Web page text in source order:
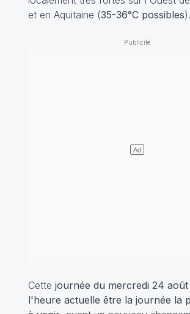
et en Aquitaine (35-36°C possibles).
Cette journée du mercredi 24 août
l'heure actuelle être la journée la